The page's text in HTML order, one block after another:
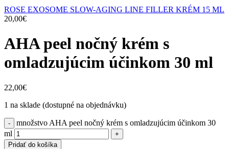
ROSE EXOSOME SLOW-AGING LINE FILLER KRÉM 15 ML
20,00€
AHA peel nočný krém s
omladzujúcim účinkom 30 ml
22,00€
1 na sklade (dostupné na objednávku)
množstvo AHA peel nočný krém s omladzujúcim účinkom 30
ml
Pridať do košíka